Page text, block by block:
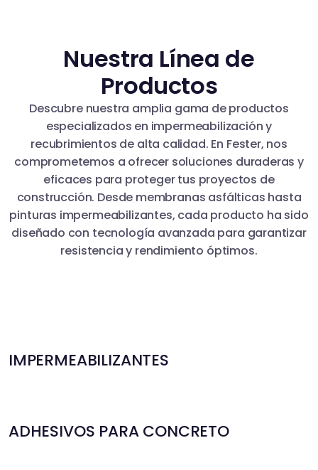
Nuestra Línea de
Productos
Descubre nuestra amplia gama de productos
especializados en impermeabilización y
recubrimientos de alta calidad. En Fester, nos
comprometemos a ofrecer soluciones duraderas y
eficaces para proteger tus proyectos de
construcción. Desde membranas asfálticas hasta
pinturas impermeabilizantes, cada producto ha sido
diseñado con tecnología avanzada para garantizar
resistencia y rendimiento óptimos.
IMPERMEABILIZANTES
ADHESIVOS PARA CONCRETO